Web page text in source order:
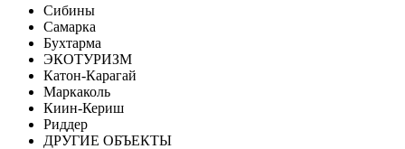
Сибины
Самарка
Бухтарма
ЭКОТУРИЗМ
Катон-Карагай
Маркаколь
Киин-Кериш
Риддер
ДРУГИЕ ОБЪЕКТЫ